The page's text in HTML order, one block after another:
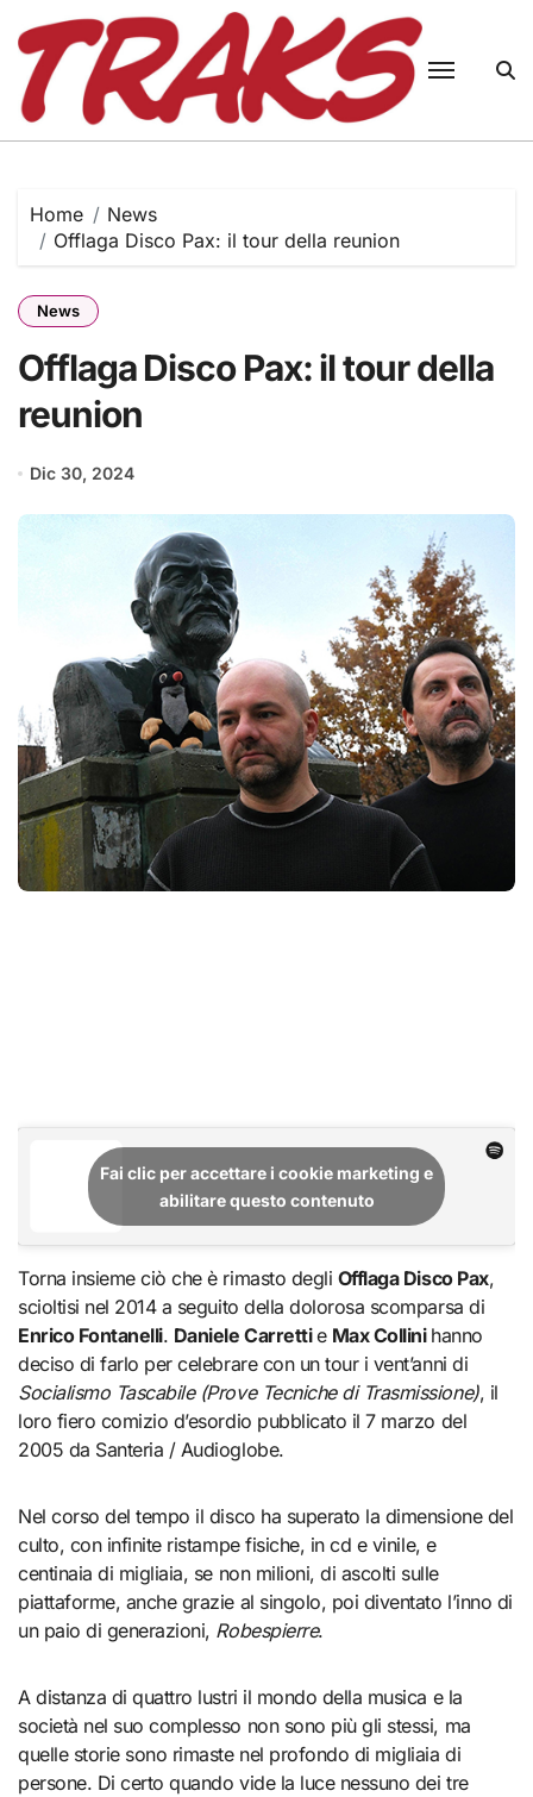
content
Home
News
Offlaga Disco Pax: il tour della reunion
News
Offlaga Disco Pax: il tour della
reunion
Dic 30, 2024
Fai clic per accettare i cookie marketing e
abilitare questo contenuto
Torna insieme ciò che è rimasto degli Offlaga Disco Pax,
scioltisi nel 2014 a seguito della dolorosa scomparsa di
Enrico Fontanelli. Daniele Carrettie Max Collini hanno
deciso di farlo per celebrare con un tour i vent’anni di
Socialismo Tascabile (Prove Tecniche di Trasmissione), il
loro fiero comizio d’esordio pubblicato il 7 marzo del
2005 da Santeria / Audioglobe.
Nel corso del tempo il disco ha superato la dimensione del
culto, con infinite ristampe fisiche, in cd e vinile, e
centinaia di migliaia, se non milioni, di ascolti sulle
piattaforme, anche grazie al singolo, poi diventato l’inno di
un paio di generazioni, Robespierre.
A distanza di quattro lustri il mondo della musica e la
società nel suo complesso non sono più gli stessi, ma
quelle storie sono rimaste nel profondo di migliaia di
persone. Di certo quando vide la luce nessuno dei tre